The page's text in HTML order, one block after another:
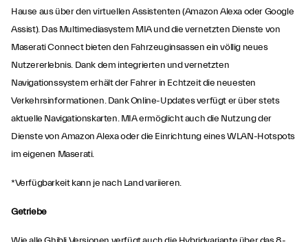
Hause aus über den virtuellen Assistenten (Amazon Alexa oder Google
Assist). Das Multimediasystem MIA und die vernetzten Dienste von
Maserati Connect bieten den Fahrzeuginsassen ein völlig neues
Nutzererlebnis. Dank dem integrierten und vernetzten
Navigationssystem erhält der Fahrer in Echtzeit die neuesten
Verkehrsinformationen. Dank Online-Updates verfügt er über stets
aktuelle Navigationskarten. MIA ermöglicht auch die Nutzung der
Dienste von Amazon Alexa oder die Einrichtung eines WLAN-Hotspots
im eigenen Maserati.
*Verfügbarkeit kann je nach Land variieren.
Getriebe